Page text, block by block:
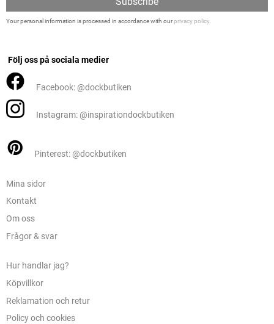
Your personal information is processed in accordance with ourprivacy policy.
Följ oss på sociala medier
Facebook: @dockbutiken
Instagram: @inspirationdockbutiken
Pinterest: @dockbutiken
Mina sidor
Kontakt
Om oss
Frågor & svar
Hur handlar jag?
Köpvillkor
Reklamation och retur
Policy och cookies